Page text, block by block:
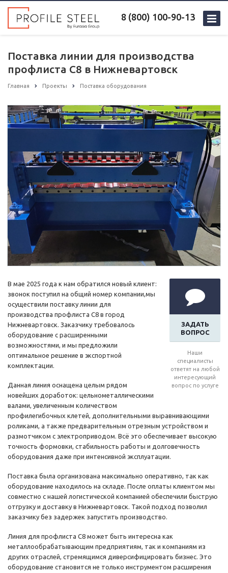
8 (800) 100-90-13
Поставка линии для производства
профлиста С8 в Нижневартовск
Главная Проекты Поставка оборудования
ЗАДАТЬ
ВОПРОС
Наши
специалисты
ответят на любой
интересующий
вопрос по услуге
В мае 2025 года к нам обратился новый клиент:
звонок поступил на общий номер компании,мы
осуществили поставку линии для
производства профлиста С8 в город
Нижневартовск. Заказчику требовалось
оборудование с расширенными
возможностями, и мы предложили
оптимальное решение в экспортной
комплектации.
Данная линия оснащена целым рядом
новейших доработок: цельнометаллическими
валами, увеличенным количеством
профилегибочных клетей, дополнительными выравнивающими
роликами, а также предварительным отрезным устройством и
размотчиком с электроприводом. Всё это обеспечивает высокую
точность формовки, стабильность работы и долговечность
оборудования даже при интенсивной эксплуатации.
Поставка была организована максимально оперативно, так как
оборудование находилось на складе. После оплаты клиентом мы
совместно с нашей логистической компанией обеспечили быструю
отгрузку и доставку в Нижневартовск. Такой подход позволил
заказчику без задержек запустить производство.
Линия для профлиста С8 может быть интересна как
металлообрабатывающим предприятиям, так и компаниям из
других отраслей, стремящимся диверсифицировать бизнес. Это
оборудование становится не только инструментом расширения